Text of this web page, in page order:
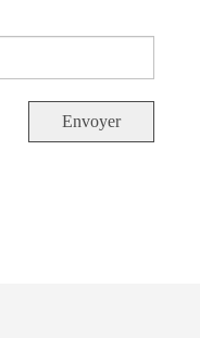
Envoyer